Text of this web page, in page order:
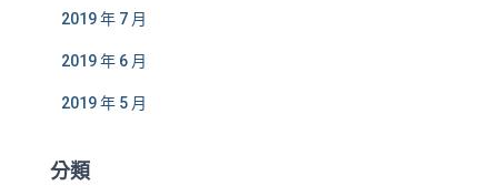
2019 年 7 月
2019 年 6 月
2019 年 5 月
分類